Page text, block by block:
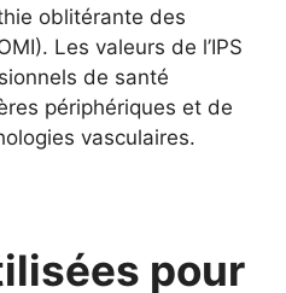
oblitérante des
Les valeurs de l’IPS
de santé
périphériques et de
vasculaires.
pour